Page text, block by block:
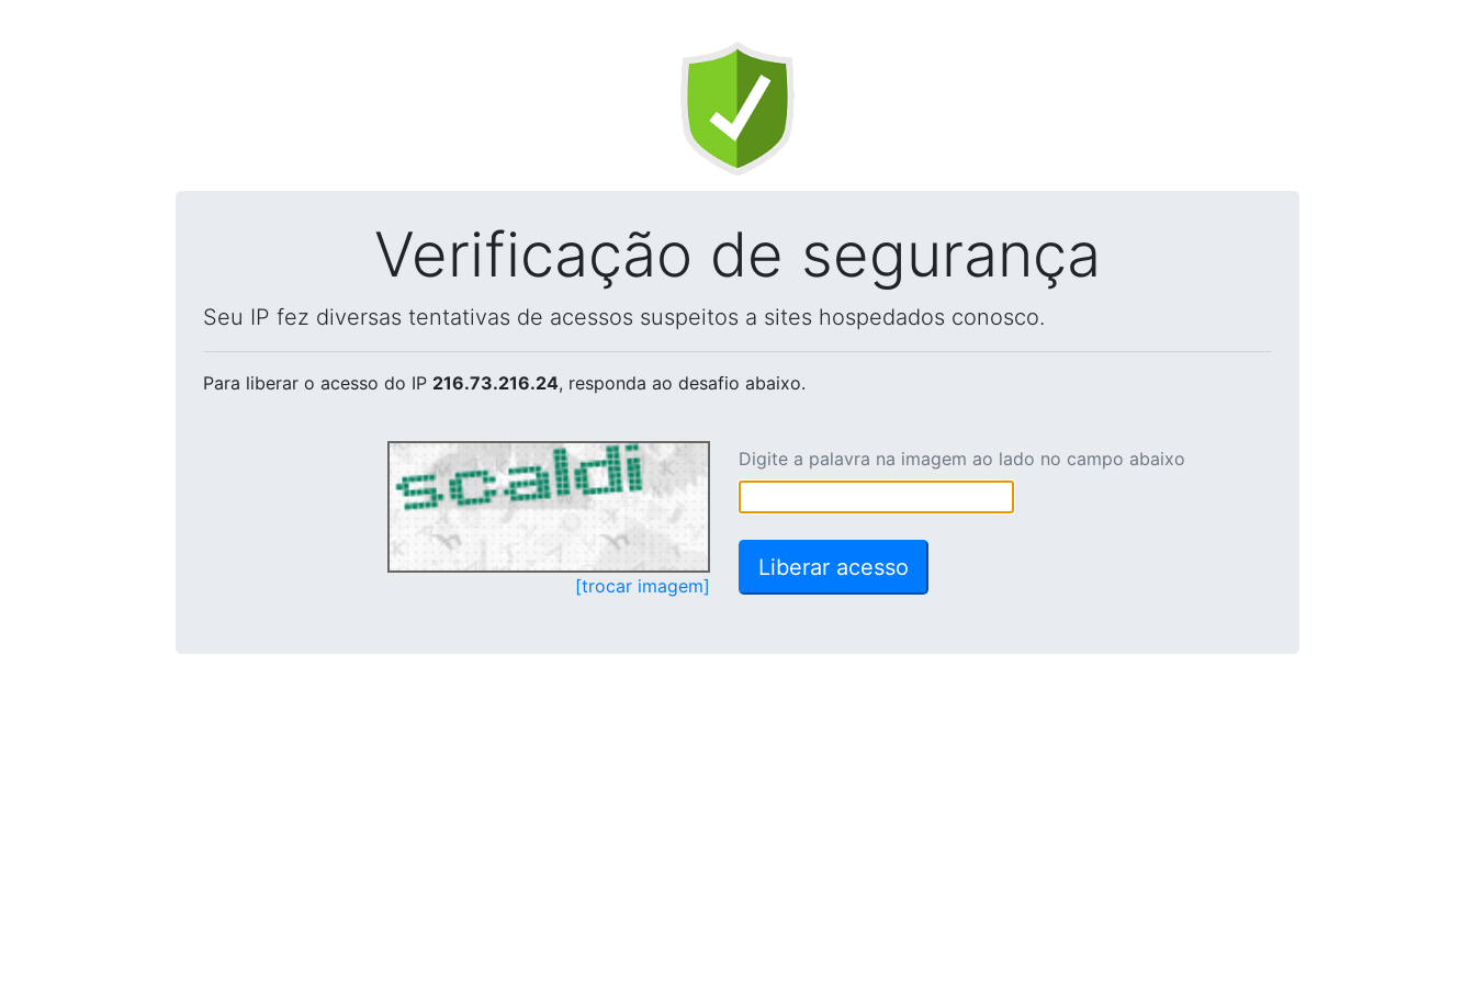
Verificação de segurança
Seu IP fez diversas tentativas de acessos suspeitos a sites hospedados conosco.
Para liberar o acesso do IP 216.73.216.24, responda ao desafio abaixo.
[trocar imagem]
Digite a palavra na imagem ao lado no campo abaixo